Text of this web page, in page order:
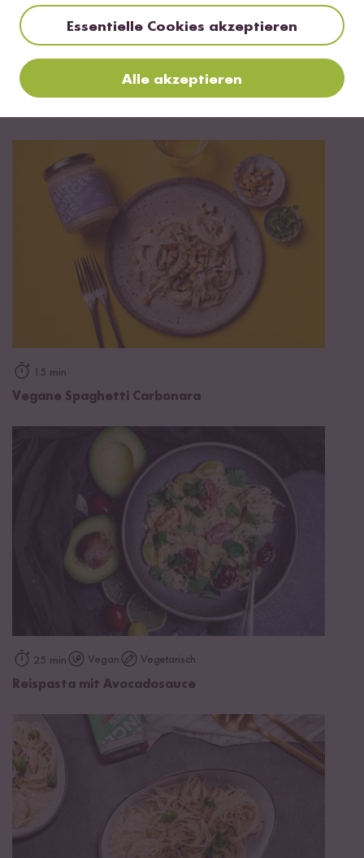
15 min
Vegane Spaghetti Carbonara
25 min Vegan Vegetarisch
Reispasta mit Avocadosauce
Essentielle Cookies akzeptieren
Alle akzeptieren